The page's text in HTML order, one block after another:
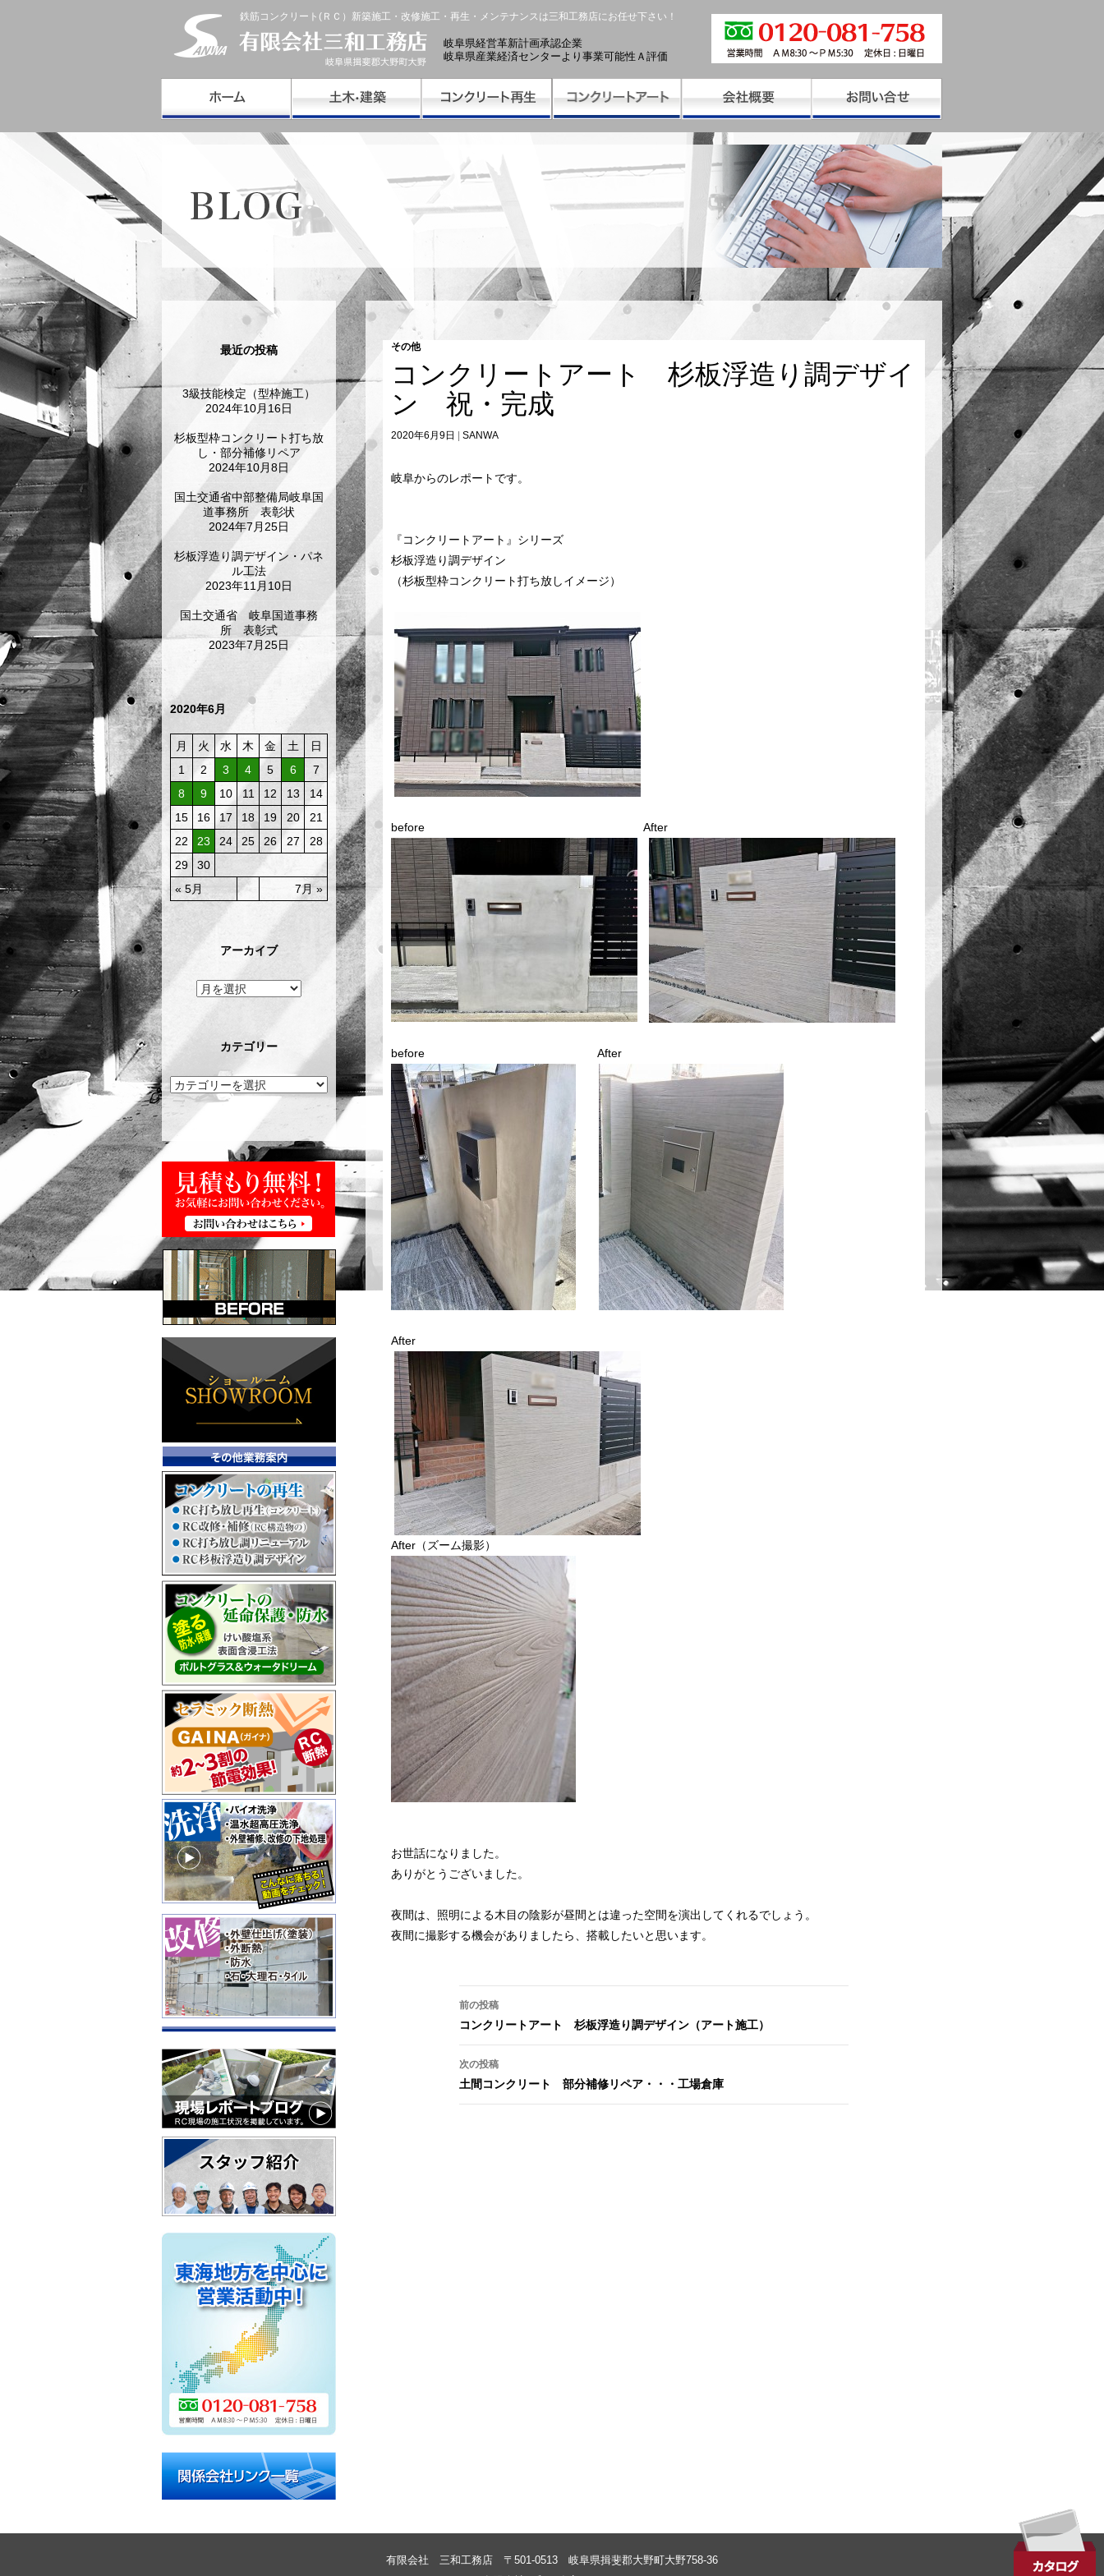
鉄筋コンクリート(ＲＣ）新築施工・改修施工・再生・メンテナンスは三和工務店にお任せ下さい！
岐阜県経営革新計画承認企業
岐阜県産業経済センターより事業可能性Ａ評価
最近の投稿
3級技能検定（型枠施工）
2024年10月16日
杉板型枠コンクリート打ち放
し・部分補修リペア
2024年10月8日
国土交通省中部整備局岐阜国
道事務所 表彰状
2024年7月25日
杉板浮造り調デザイン・パネ
ル工法
2023年11月10日
国土交通省 岐阜国道事務
所 表彰式
2023年7月25日
2020年6月
月 火 水 木 金 土 日
« 5月 7月 »
1 2 3 4 5 6
7
8
9 10 11 12 13
14
15
16 17 18 19 20
21
22
23 24 25 26 27
28
29
30
アーカイブ
カテゴリー
その他
コンクリートアート 杉板浮造り調デザイ
ン 祝・完成
2020年6月9日 SANWA
岐阜からのレポートです。
『コンクリートアート』シリーズ
杉板浮造り調デザイン
（杉板型枠コンクリート打ち放しイメージ）
before After
before After
After
After（ズーム撮影）
お世話になりました。
ありがとうございました。
夜間は、照明による木目の陰影が昼間とは違った空間を演出してくれるでしょう。
夜間に撮影する機会がありましたら、搭載したいと思います。
前の投稿
コンクリートアート 杉板浮造り調デザイン（アート施工）
次の投稿
土間コンクリート 部分補修リペア・・・工場倉庫
有限会社 三和工務店 〒501-0513 岐阜県揖斐郡大野町大野758-36